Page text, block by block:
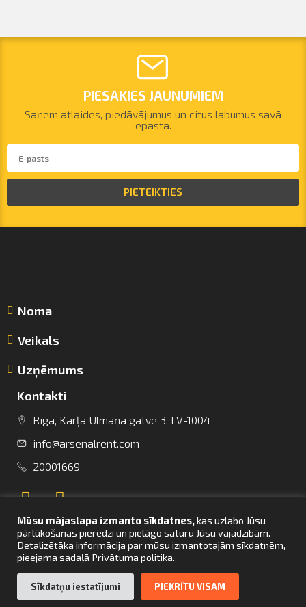
info@arsenalrent.com
+37120001669
PIESAKIES JAUNUMIEM
Saņem atlaides, piedāvājumus un citus labumus savā
epastā.
PIETEIKTIES
Noma
Veikals
Uzņēmums
Kontakti
Rīga, Kārļa Ulmaņa gatve 3, LV-1004
info@arsenalrent.com
20001669
UZ SĀKUMU
© Arsenal Tehnikas noma 2021. Visas tiesības aizsargātas. Mājaslapas
izstrāde –bettrweb.com
Mūsu mājaslapa izmanto sīkdatnes,kas uzlabo Jūsu
pārlūkošanas pieredzi un pielāgo saturu Jūsu vajadzībām.
Detalizētāka informācija par mūsu izmantotajām sīkdatnēm,
pieejama sadaļā Privātuma politika.
Sīkdatņu iestatījumi PIEKRĪTU VISAM